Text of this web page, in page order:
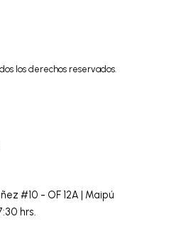
los derechos reservados.
#10 - OF 12A | Maipú
hrs.